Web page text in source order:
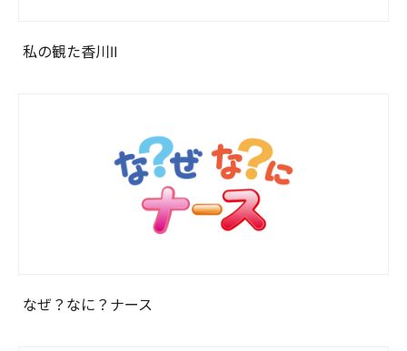
私の観た香川Ⅱ
なぜ？なに？ナース